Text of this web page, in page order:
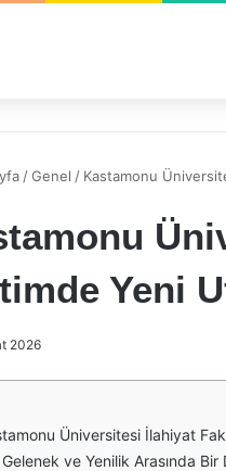
/Genel / Kastamonu
Yeni
2026
Üniversitesi İlahiyat
Gelenek ve Yenilik Arasında Bir